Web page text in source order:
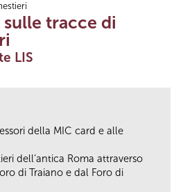
tracce di
LIS
della MIC card e alle
dell’antica Roma attraverso
di Traiano e dal Foro di